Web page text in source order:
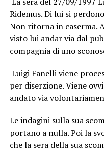
Ridemus. Di lui si
Non ritorna in caserma.
visto lui andar via dal
compagnia di uno
Luigi Fanelli viene
per diserzione. Viene
andato via
Le indagini sulla sua
portano a nulla. Poi la
che la sera della sua